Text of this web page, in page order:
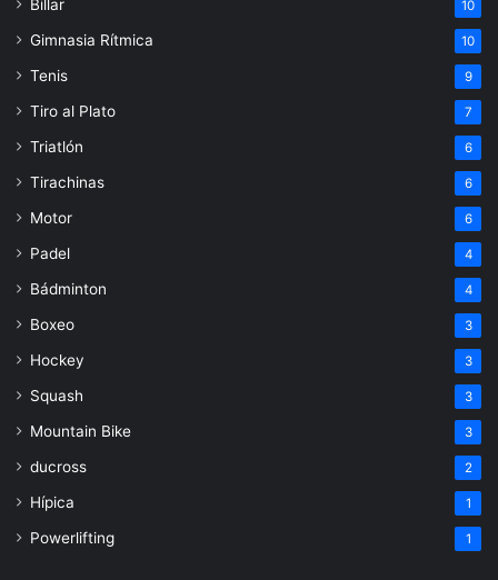
Billar 10
Gimnasia Rítmica 10
Tenis 9
Tiro al Plato 7
Triatlón 6
Tirachinas 6
Motor 6
Padel 4
Bádminton 4
Boxeo 3
Hockey 3
Squash 3
Mountain Bike 3
ducross 2
Hípica 1
Powerlifting 1